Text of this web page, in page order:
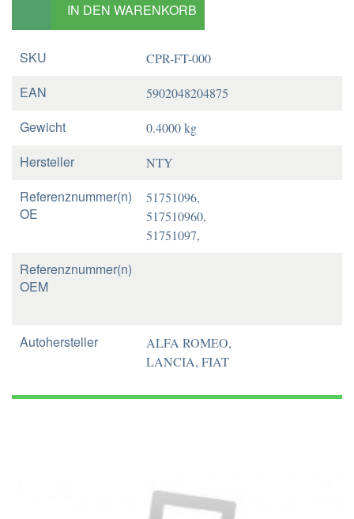
IN DEN WARENKORB
SKU CPR-FT-000
EAN 5902048204875
Gewicht 0.4000 kg
Hersteller NTY
Referenznummer(n)
OE
51751096,
517510960,
51751097,
Referenznummer(n)
OEM
Autohersteller
ALFA ROMEO,
LANCIA, FIAT